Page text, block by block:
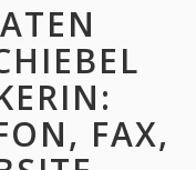
FAX,